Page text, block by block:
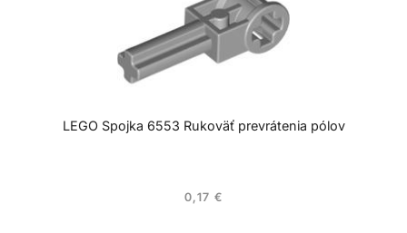
LEGO Spojka 6553 Rukoväť prevrátenia pólov
0,17 €